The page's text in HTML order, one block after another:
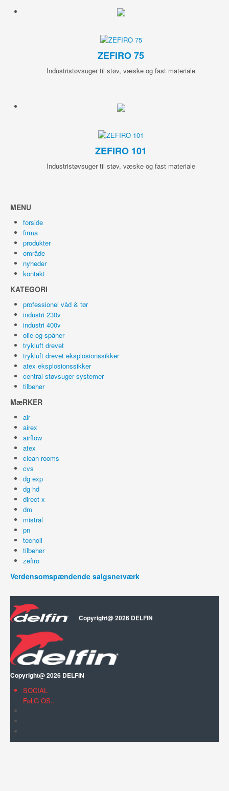
ZEFIRO 75
Industristøvsuger til støv, væske og fast materiale
ZEFIRO 101
Industristøvsuger til støv, væske og fast materiale
MENU
forside
firma
produkter
område
nyheder
kontakt
KATEGORI
professionel våd & tør
industri 230v
industri 400v
olie og spåner
trykluft drevet
trykluft drevet eksplosionssikker
atex eksplosionssikker
central støvsuger systemer
tilbehør
MæRKER
air
airex
airflow
atex
clean rooms
cvs
dg exp
dg hd
direct x
dm
mistral
pn
tecnoil
tilbehør
zefiro
Verdensomspændende salgsnetværk
Copyright@ 2026 DELFIN
Copyright@ 2026 DELFIN
SOCIAL
FøLG OS..